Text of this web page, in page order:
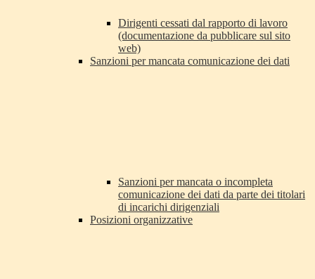
Dirigenti cessati dal rapporto di lavoro
(documentazione da pubblicare sul sito
web)
Sanzioni per mancata comunicazione dei dati
Sanzioni per mancata o incompleta
comunicazione dei dati da parte dei titolari
di incarichi dirigenziali
Posizioni organizzative